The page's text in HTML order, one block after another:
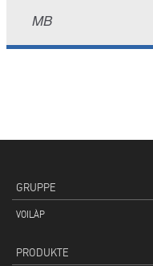
MB
GRUPPE
VOILÀP
PRODUKTE